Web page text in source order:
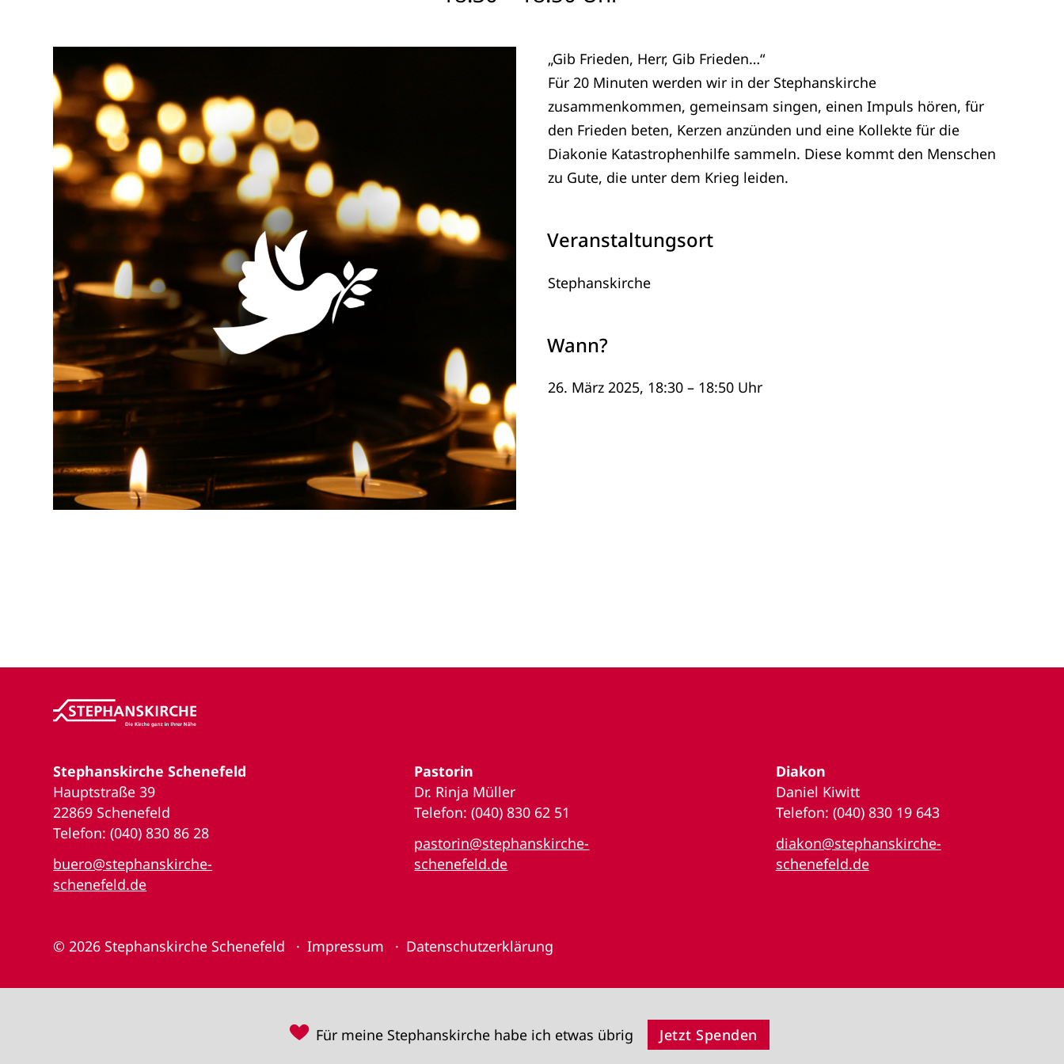
„Gib Frieden, Herr, Gib Frieden…“
Für 20 Minuten werden wir in der Stephanskirche
zusammenkommen, gemeinsam singen, einen Impuls hören, für
den Frieden beten, Kerzen anzünden und eine Kollekte für die
Diakonie Katastrophenhilfe sammeln. Diese kommt den Menschen
zu Gute, die unter dem Krieg leiden.
Veranstaltungsort
Stephanskirche
Wann?
26. März 2025, 18:30 – 18:50 Uhr
Stephanskirche Schenefeld
Hauptstraße 39
22869 Schenefeld
Telefon: (040) 830 86 28
buero@stephanskirche-
schenefeld.de
Pastorin
Dr. Rinja Müller
Telefon: (040) 830 62 51
pastorin@stephanskirche-
schenefeld.de
Diakon
Daniel Kiwitt
Telefon: (040) 830 19 643
diakon@stephanskirche-
schenefeld.de
© 2026 Stephanskirche Schenefeld Impressum Datenschutzerklärung
♥ Für meine Stephanskirche habe ich etwas übrig Jetzt Spenden